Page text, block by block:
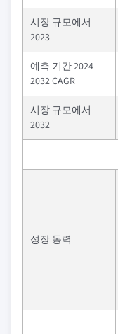
시장 규모에서
2023
예측 기간 2024 -
2032 CAGR
시장 규모에서
2032
성장 동력